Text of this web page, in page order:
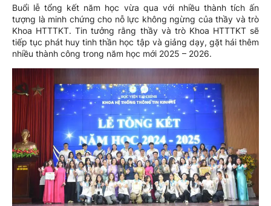
Buổi lễ tổng kết năm học vừa qua với nhiều thành tích ấn
tượng là minh chứng cho nỗ lực không ngừng của thầy và trò
Khoa HTTTKT. Tin tưởng rằng thầy và trò Khoa HTTTKT sẽ
tiếp tục phát huy tinh thần học tập và giảng dạy, gặt hái thêm
nhiều thành công trong năm học mới 2025 – 2026.